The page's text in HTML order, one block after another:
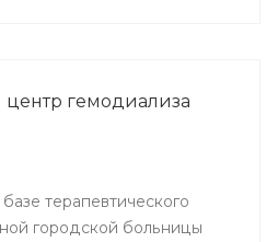
студенты старших
центр гемодиализа
терапевтического
городской больницы